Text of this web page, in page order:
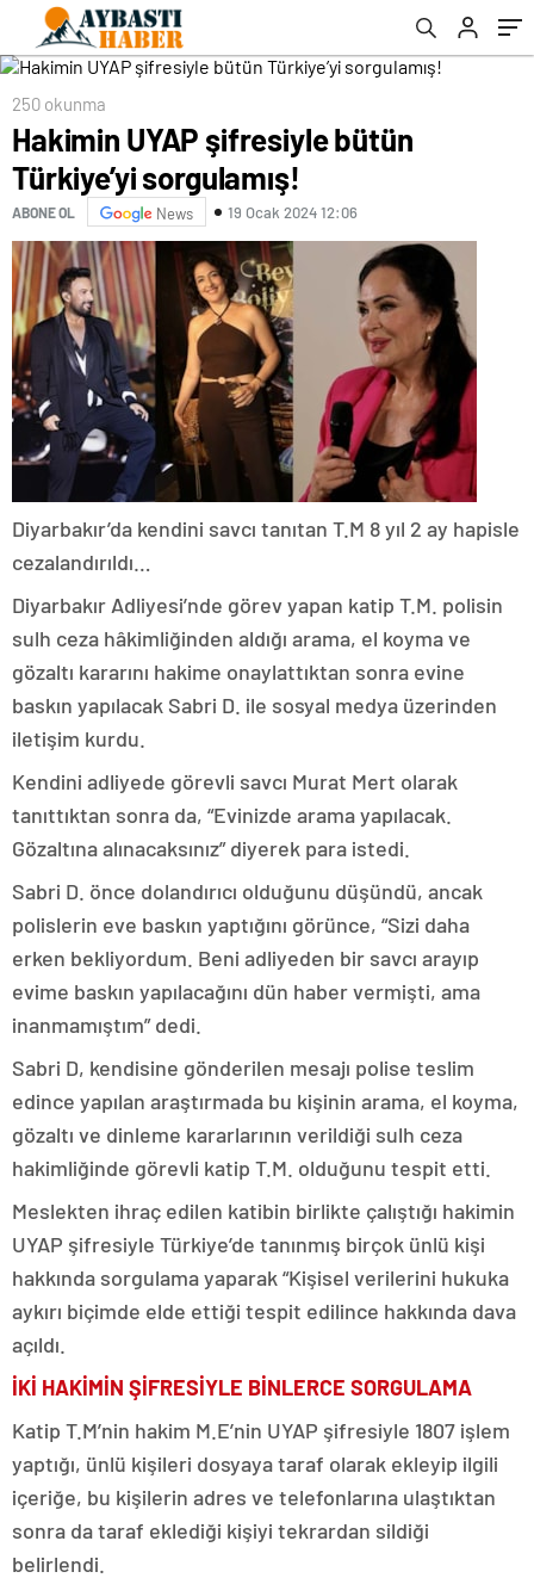
250 okunma
Hakimin UYAP şifresiyle bütün
Türkiye’yi sorgulamış!
ABONE OL News 19 Ocak 2024 12:06
Diyarbakır’da kendini savcı tanıtan T.M 8 yıl 2 ay hapisle
cezalandırıldı…
Diyarbakır Adliyesi’nde görev yapan katip T.M. polisin
sulh ceza hâkimliğinden aldığı arama, el koyma ve
gözaltı kararını hakime onaylattıktan sonra evine
baskın yapılacak Sabri D. ile sosyal medya üzerinden
iletişim kurdu.
Kendini adliyede görevli savcı Murat Mert olarak
tanıttıktan sonra da, “Evinizde arama yapılacak.
Gözaltına alınacaksınız” diyerek para istedi.
Sabri D. önce dolandırıcı olduğunu düşündü, ancak
polislerin eve baskın yaptığını görünce, “Sizi daha
erken bekliyordum. Beni adliyeden bir savcı arayıp
evime baskın yapılacağını dün haber vermişti, ama
inanmamıştım” dedi.
Sabri D, kendisine gönderilen mesajı polise teslim
edince yapılan araştırmada bu kişinin arama, el koyma,
gözaltı ve dinleme kararlarının verildiği sulh ceza
hakimliğinde görevli katip T.M. olduğunu tespit etti.
Meslekten ihraç edilen katibin birlikte çalıştığı hakimin
UYAP şifresiyle Türkiye’de tanınmış birçok ünlü kişi
hakkında sorgulama yaparak “Kişisel verilerini hukuka
aykırı biçimde elde ettiği tespit edilince hakkında dava
açıldı.
İKİ HAKİMİN ŞİFRESİYLE BİNLERCE SORGULAMA
Katip T.M’nin hakim M.E’nin UYAP şifresiyle 1807 işlem
yaptığı, ünlü kişileri dosyaya taraf olarak ekleyip ilgili
içeriğe, bu kişilerin adres ve telefonlarına ulaştıktan
sonra da taraf eklediği kişiyi tekrardan sildiği
belirlendi.